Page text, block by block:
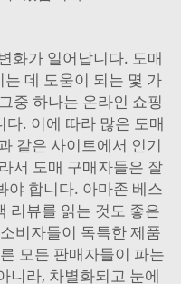
화가 일어납니다. 도매
데 도움이 되는 몇 가
중 하나는 온라인 쇼핑
. 이에 따라 많은 도매
같은 사이트에서 인기
서 도매 구매자들은 잘
야 합니다. 아마존 베스
리뷰를 읽는 것도 좋은
비자들이 독특한 제품
모든 판매자들이 파는
니라, 차별화되고 눈에